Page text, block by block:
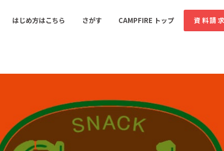
はじめ方はこちら さがす CAMPFIRE トップ 資料請求
音楽 舞台・パフォーマンス
ゲーム・サービス開発 フード・飲食店